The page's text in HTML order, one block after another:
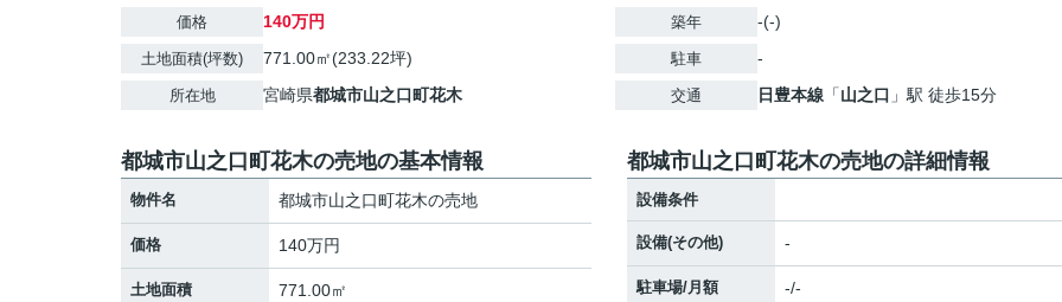
価格 140万円
土地面積(坪数) 771.00㎡(233.22坪)
所在地 宮崎県都城市山之口町花木
築年 -(-)
駐車 -
交通 日豊本線 「山之口 」駅 徒歩15分
都城市山之口町花木の売地の基本情報
物件名 都城市山之口町花木の売地
価格 140万円
土地面積 771.00㎡
都城市山之口町花木の売地の詳細情報
設備条件
設備(その他) -
駐車場/月額 -/-